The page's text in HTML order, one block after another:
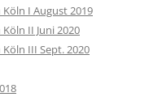
Köln I August 2019
Köln II Juni 2020
Köln III Sept. 2020